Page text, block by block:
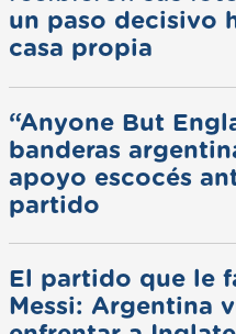
un paso decisivo
casa propia
“Anyone But
banderas
apoyo escocés
partido
El partido que le
Messi: Argentina